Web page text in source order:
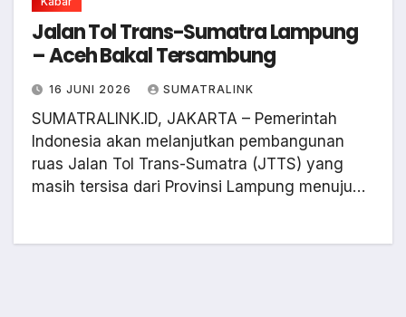
Jalan Tol Trans-Sumatra Lampung
– Aceh Bakal Tersambung
16 JUNI 2026 SUMATRALINK
SUMATRALINK.ID, JAKARTA – Pemerintah
Indonesia akan melanjutkan pembangunan
ruas Jalan Tol Trans-Sumatra (JTTS) yang
masih tersisa dari Provinsi Lampung menuju…